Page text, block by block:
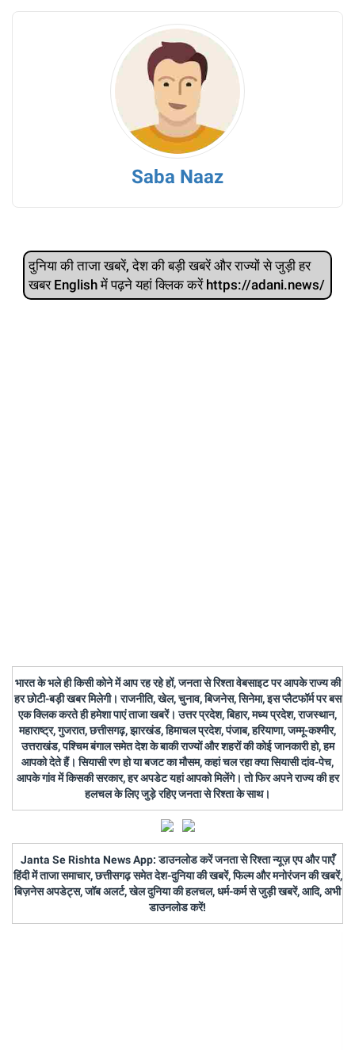
Saba Naaz
दुनिया की ताजा खबरें, देश की बड़ी खबरें और राज्‍यों से जुड़ी हर
खबर English में पढ़ने यहां क्लिक करें https://adani.news/
भारत के भले ही किसी कोने में आप रह रहे हों, जनता से रिश्ता वेबसाइट पर आपके राज्य की
हर छोटी-बड़ी खबर मिलेगी। राजनीति, खेल, चुनाव, बिजनेस, सिनेमा, इस प्लैटफॉर्म पर बस
एक क्लिक करते ही हमेशा पाएं ताजा खबरें। उत्तर प्रदेश, बिहार, मध्य प्रदेश, राजस्थान,
महाराष्ट्र, गुजरात, छत्तीसगढ़, झारखंड, हिमाचल प्रदेश, पंजाब, हरियाणा, जम्मू-कश्मीर,
उत्तराखंड, पश्चिम बंगाल समेत देश के बाकी राज्यों और शहरों की कोई जानकारी हो, हम
आपको देते हैं। सियासी रण हो या बजट का मौसम, कहां चल रहा क्या सियासी दांव-पेच,
आपके गांव में किसकी सरकार, हर अपडेट यहां आपको मिलेंगे। तो फिर अपने राज्य की हर
हलचल के लिए जुड़े रहिए जनता से रिश्ता के साथ।
Janta Se Rishta News App: डाउनलोड करें जनता से रिश्ता न्यूज़ एप और पाएँ
हिंदी में ताजा समाचार, छत्तीसगढ़ समेत देश-दुनिया की खबरें, फिल्म और मनोरंजन की खबरें,
बिज़नेस अपडेट्स, जॉब अलर्ट, खेल दुनिया की हलचल, धर्म-कर्म से जुड़ी खबरें, आदि, अभी
डाउनलोड करें!